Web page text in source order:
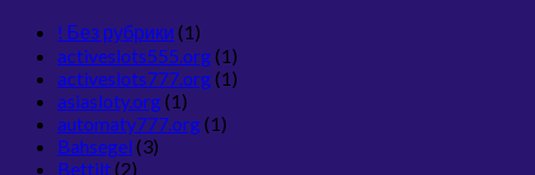
! Без рубрики (1)
activeslots555.org(1)
activeslots777.org(1)
asiasloty.org(1)
automaty777.org(1)
Bahsegel (3)
Bettilt(2)